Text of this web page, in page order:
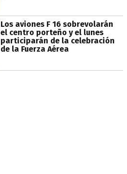
Los aviones F 16 sobrevolarán
el centro porteño y el lunes
participarán de la celebración
de la Fuerza Aérea